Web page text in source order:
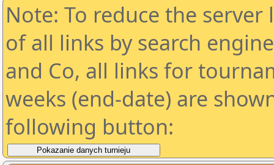
Note: To reduce the
of all links by search
and Co, all links for
weeks (end-date) are
following button: